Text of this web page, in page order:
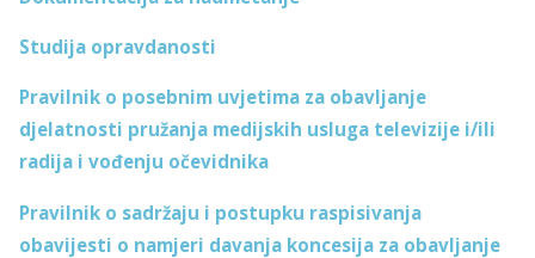
Studija opravdanosti
Pravilnik o posebnim uvjetima za obavljanje
djelatnosti pružanja medijskih usluga televizije i/ili
radija i vođenju očevidnika
Pravilnik o sadržaju i postupku raspisivanja
obavijesti o namjeri davanja koncesija za obavljanje